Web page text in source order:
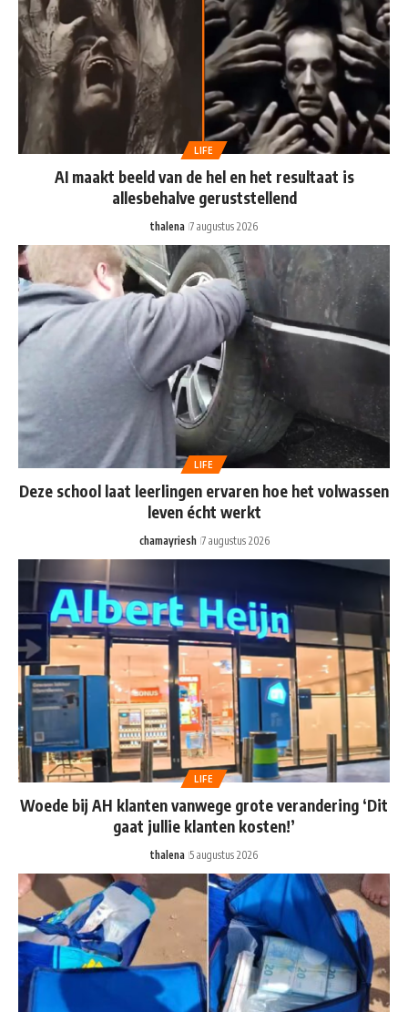
LIFE
AI maakt beeld van de hel en het resultaat is
allesbehalve geruststellend
thalena 7 augustus 2026
LIFE
Deze school laat leerlingen ervaren hoe het volwassen
leven écht werkt
chamayriesh 7 augustus 2026
LIFE
Woede bij AH klanten vanwege grote verandering ‘Dit
gaat jullie klanten kosten!’
thalena 5 augustus 2026